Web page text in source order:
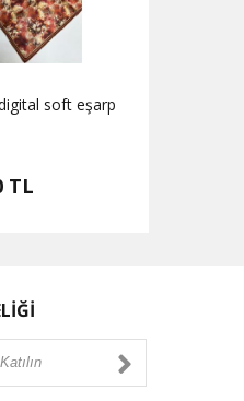
soft eşarp
TL